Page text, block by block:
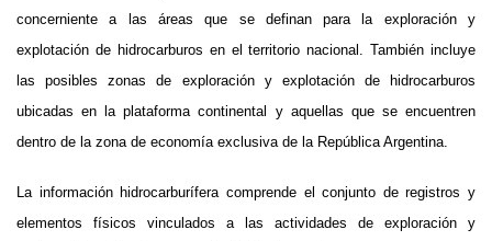
concerniente a las áreas que se definan para la exploración y
explotación de hidrocarburos en el territorio nacional. También incluye
las posibles zonas de exploración y explotación de hidrocarburos
ubicadas en la plataforma continental y aquellas que se encuentren
dentro de la zona de economía exclusiva de la República Argentina.
La información hidrocarburífera comprende el conjunto de registros y
elementos físicos vinculados a las actividades de exploración y